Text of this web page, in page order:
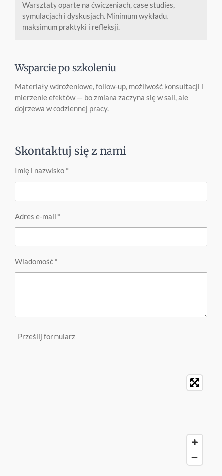
Warsztaty oparte na ćwiczeniach, case studies,
symulacjach i dyskusjach. Minimum wykładu,
maksimum praktyki i refleksji.
Wsparcie po szkoleniu
Materiały wdrożeniowe, follow-up, możliwość konsultacji i
mierzenie efektów — bo zmiana zaczyna się w sali, ale
dojrzewa w codziennej pracy.
Skontaktuj się z nami
Imię i nazwisko *
Adres e-mail *
Wiadomość *
Prześlij formularz